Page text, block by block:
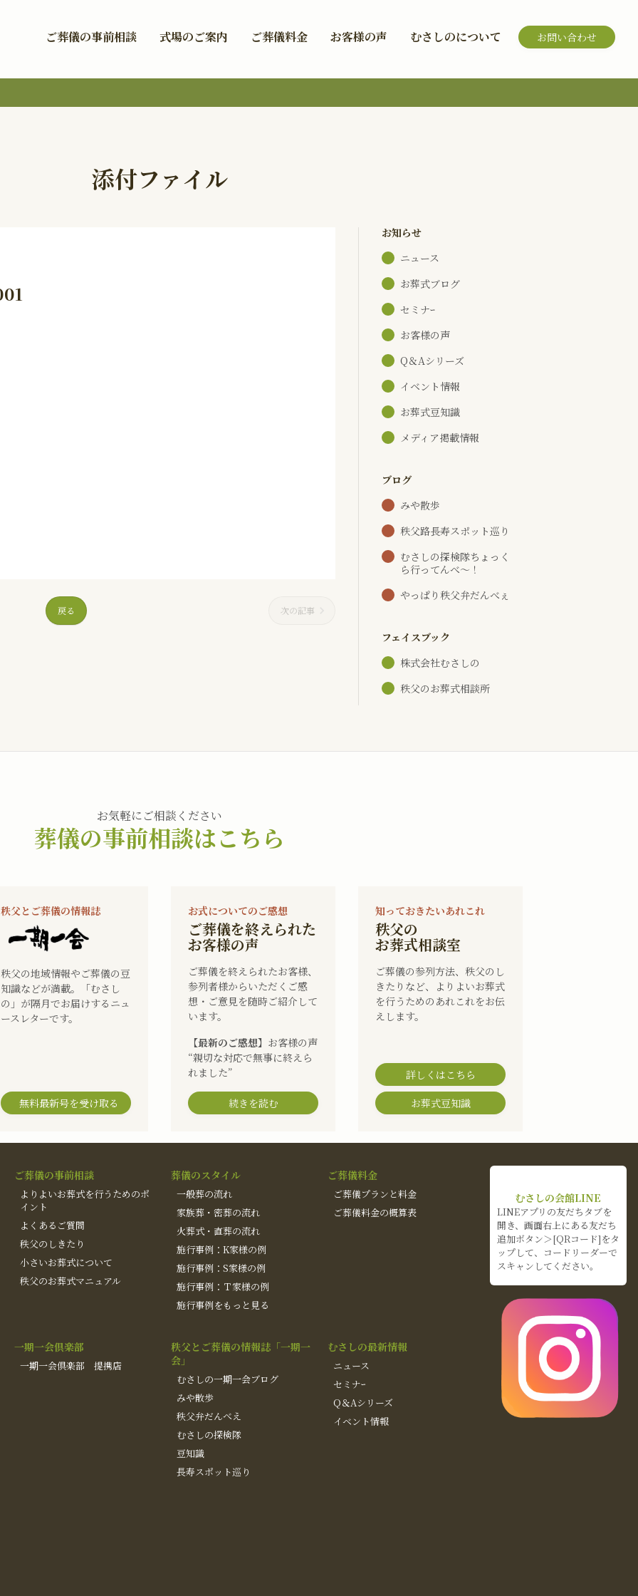
ご葬儀の事前相談 式場のご案内 ご葬儀料金 お客様の声 むさしのについて お問い合わせ
添付ファイル
戻る 次の記事
お知らせ
ニュース
お葬式ブログ
セミナｰ
お客様の声
Q＆Aシリーズ
イベント情報
お葬式豆知識
メディア掲載情報
ブログ
みや散歩
秩父路長寿スポット巡り
むさしの探検隊ちょっく
ら行ってんべ～！
やっぱり秩父弁だんべぇ
フェイスブック
株式会社むさしの
秩父のお葬式相談所
お気軽にご相談ください
葬儀の事前相談はこちら
秩父とご葬儀の情報誌
秩父の地域情報やご葬儀の豆
知識などが満載。「むさし
の」が隔月でお届けするニュ
ースレターです。
無料最新号を受け取る
お式についてのご感想
ご葬儀を終えられた
お客様の声
ご葬儀を終えられたお客様、
参列者様からいただくご感
想・ご意見を随時ご紹介して
います。
【最新のご感想】 お客様の声
“親切な対応で無事に終えら
れました”
続きを読む
知っておきたいあれこれ
秩父の
お葬式相談室
ご葬儀の参列方法、秩父のし
きたりなど、よりよいお葬式
を行うためのあれこれをお伝
えします。
詳しくはこちら
お葬式豆知識
ご葬儀の事前相談
よりよいお葬式を行うためのポ
イント
よくあるご質問
秩父のしきたり
小さいお葬式について
秩父のお葬式マニュアル
葬儀のスタイル
一般葬の流れ
家族葬・密葬の流れ
火葬式・直葬の流れ
施行事例：K家様の例
施行事例：S家様の例
施行事例：Ｔ家様の例
施行事例をもっと見る
ご葬儀料金
ご葬儀プランと料金
ご葬儀料金の概算表
一期一会倶楽部
一期一会倶楽部 提携店
秩父とご葬儀の情報誌「一期一
会」
むさしの一期一会ブログ
みや散歩
秩父弁だんべえ
むさしの探検隊
豆知識
長寿スポット巡り
むさしの最新情報
ニュース
セミナｰ
Q＆Aシリーズ
イベント情報
むさしの会館LINE
LINEアプリの友だちタブを
開き、画面右上にある友だち
追加ボタン＞[QRコード]をタ
ップして、コードリーダーで
スキャンしてください。